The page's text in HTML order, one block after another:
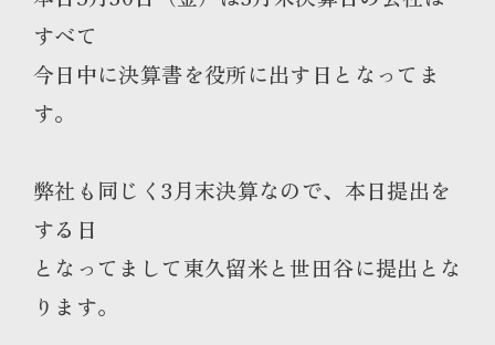
すべて
今日中に決算書を役所に出す日となってま
す。
弊社も同じく3月末決算なので、本日提出を
する日
となってまして東久留米と世田谷に提出とな
ります。